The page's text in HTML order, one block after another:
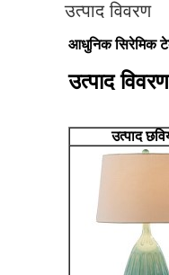
उत्पाद विवरण
आधुनिक सिरेमिक
उत्पाद विवरण
उत्पाद